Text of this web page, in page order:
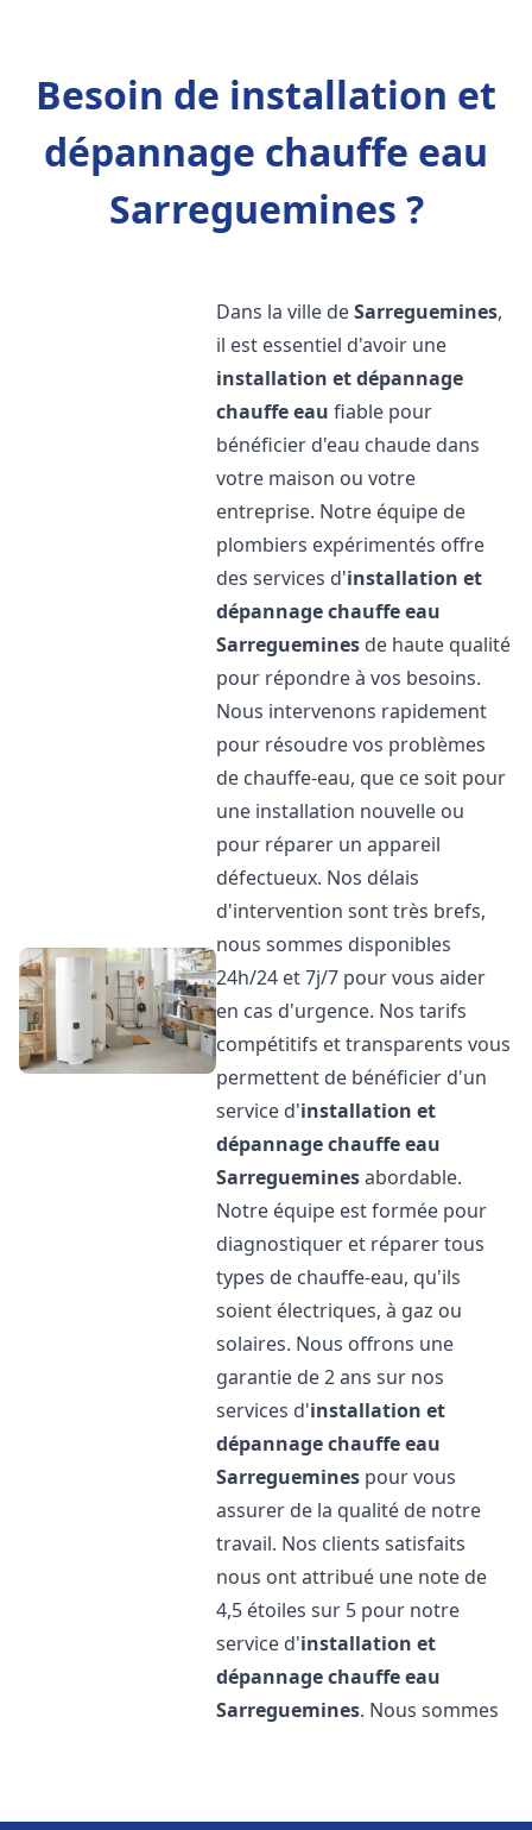
Besoin de installation et
dépannage chauffe eau
Sarreguemines ?
Dans la ville deSarreguemines,
il est essentiel d'avoir une
installation et dépannage
chauffe eau fiable pour
bénéficier d'eau chaude dans
votre maison ou votre
entreprise. Notre équipe de
plombiers expérimentés offre
des services d'installation et
dépannage chauffe eau
Sarreguemines de haute qualité
pour répondre à vos besoins.
Nous intervenons rapidement
pour résoudre vos problèmes
de chauffe-eau, que ce soit pour
une installation nouvelle ou
pour réparer un appareil
défectueux. Nos délais
d'intervention sont très brefs,
nous sommes disponibles
24h/24 et 7j/7 pour vous aider
en cas d'urgence. Nos tarifs
compétitifs et transparents vous
permettent de bénéficier d'un
service d'installation et
dépannage chauffe eau
Sarregueminesabordable.
Notre équipe est formée pour
diagnostiquer et réparer tous
types de chauffe-eau, qu'ils
soient électriques, à gaz ou
solaires. Nous offrons une
garantie de 2 ans sur nos
services d'installation et
dépannage chauffe eau
Sarreguemines pour vous
assurer de la qualité de notre
travail. Nos clients satisfaits
nous ont attribué une note de
4,5 étoiles sur 5 pour notre
service d'installation et
dépannage chauffe eau
Sarreguemines. Nous sommes